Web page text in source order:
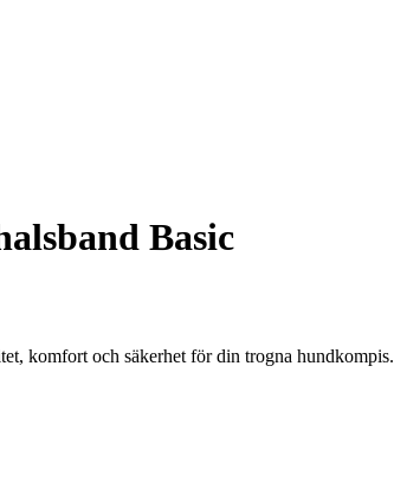
Basic
komfort och säkerhet för din trogna hundkompis.